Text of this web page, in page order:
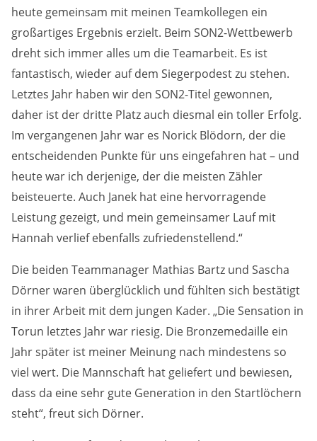
heute gemeinsam mit meinen Teamkollegen ein
großartiges Ergebnis erzielt. Beim SON2-Wettbewerb
dreht sich immer alles um die Teamarbeit. Es ist
fantastisch, wieder auf dem Siegerpodest zu stehen.
Letztes Jahr haben wir den SON2-Titel gewonnen,
daher ist der dritte Platz auch diesmal ein toller Erfolg.
Im vergangenen Jahr war es Norick Blödorn, der die
entscheidenden Punkte für uns eingefahren hat – und
heute war ich derjenige, der die meisten Zähler
beisteuerte. Auch Janek hat eine hervorragende
Leistung gezeigt, und mein gemeinsamer Lauf mit
Hannah verlief ebenfalls zufriedenstellend.“
Die beiden Teammanager Mathias Bartz und Sascha
Dörner waren überglücklich und fühlten sich bestätigt
in ihrer Arbeit mit dem jungen Kader. „Die Sensation in
Torun letztes Jahr war riesig. Die Bronzemedaille ein
Jahr später ist meiner Meinung nach mindestens so
viel wert. Die Mannschaft hat geliefert und bewiesen,
dass da eine sehr gute Generation in den Startlöchern
steht“, freut sich Dörner.
Statistiken
Cookies, die der Sammlung von Informationen und
Erstellung von Berichten über die Website-
Nutzungsstatistik dienen, ohne dass einzelne
Besucher persönlich identifiziert werden können.
Google Analytics
Name:
Anbieter:
Google LLC
Diese Cookies dienen zur Erhebung von Statistiken zur
Cookie Laufzeit:
24 Monate
Medien & externe Dienste
Um Inhalte von Videoplattformen und weiteren externen
Diensten anzeigen zu können, werden von diesen ggf.